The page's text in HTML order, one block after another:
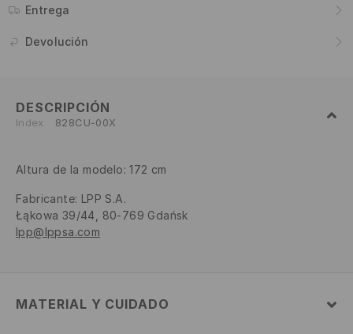
Entrega
Devolución
DESCRIPCIÓN
Index 828CU-00X
Altura de la modelo: 172 cm
Fabricante: LPP S.A.
Łąkowa 39/44, 80-769 Gdańsk
lpp@lppsa.com
MATERIAL Y CUIDADO